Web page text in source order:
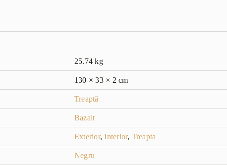
25.74 kg
130 × 33 × 2 cm
Treaptă
Bazalt
Exterior,Interior, Treapta
Negru